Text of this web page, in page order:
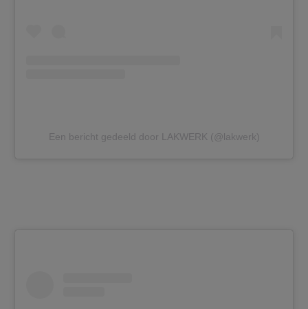
Een bericht gedeeld door LAKWERK (@lakwerk)